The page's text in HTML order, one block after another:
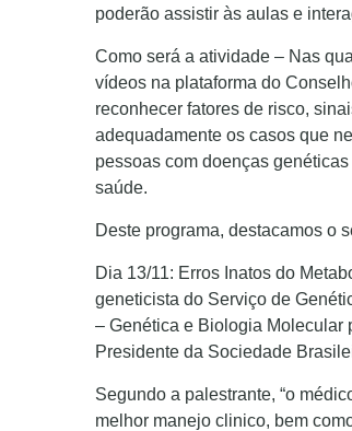
poderão assistir às aulas e
Como será a atividade – Nas
vídeos na plataforma do
reconhecer fatores de risco,
adequadamente os casos que
pessoas com doenças
saúde.
Deste programa, destacamos o
Dia 13/11: Erros Inatos do
geneticista do Serviço de
– Genética e Biologia Molecular
Presidente da Sociedade
Segundo a palestrante, “o
melhor manejo clinico, bem